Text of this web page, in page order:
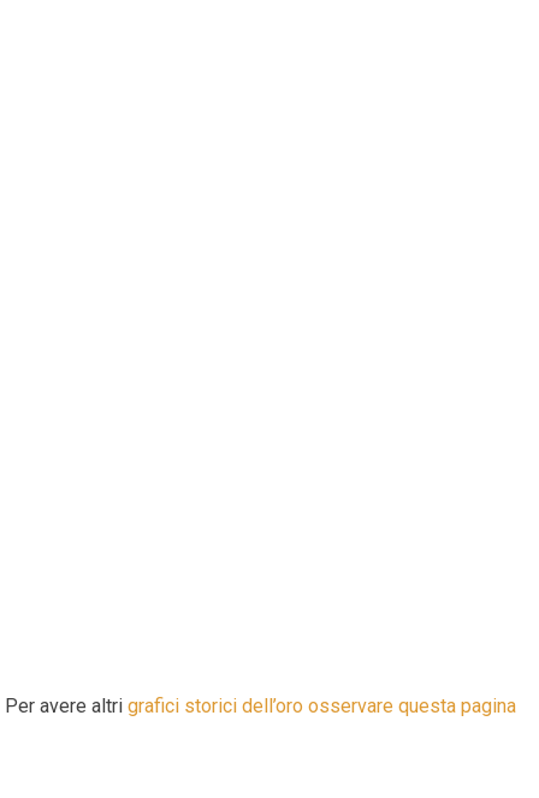
Per avere altrigrafici storici dell’oro osservare questa pagina